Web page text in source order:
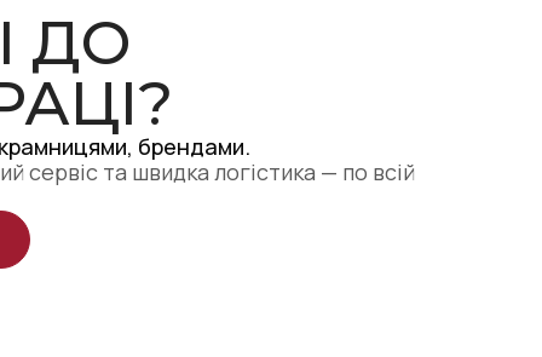
ДО
брендами.
сервіс та швидка логістика — по всій